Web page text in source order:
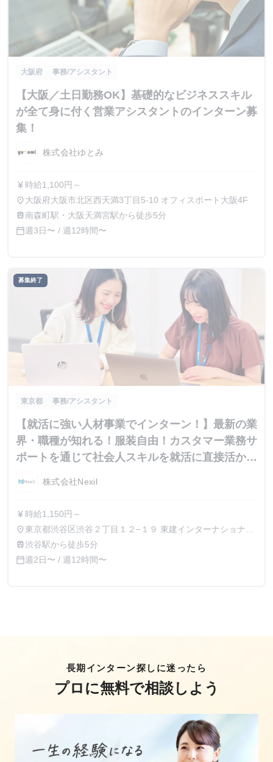
大阪府 事務/アシスタント
【大阪／土日勤務OK】基礎的なビジネススキル
が全て身に付く営業アシスタントのインターン募
集！
株式会社ゆとみ
currency_yen 時給1,100円～
place 大阪府大阪市北区西天満3丁目5-10 オフィスポート大阪4F
train南森町駅・大阪天満宮駅から徒歩5分
calendar_today週3日〜 / 週12時間〜
募集終了
東京都 事務/アシスタント
【就活に強い人材事業でインターン！】最新の業
界・職種が知れる！服装自由！カスタマー業務サ
ポートを通じて社会人スキルを就活に直接活かせ
株式会社Nexil
currency_yen 時給1,150円～
place東京都渋谷区渋谷２丁目１２−１９ 東建インターナショナル
ビル7階
train渋谷駅から徒歩5分
calendar_today週2日〜 / 週12時間〜
長期インターン探しに迷ったら
プロに無料で相談しよう